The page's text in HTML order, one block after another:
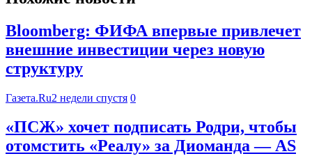
Bloomberg: ФИФА впервые привлечет
внешние инвестиции через новую
структуру
Газета.Ru2 недели спустя 0
«ПСЖ» хочет подписать Родри, чтобы
отомстить «Реалу» за Диоманда — AS